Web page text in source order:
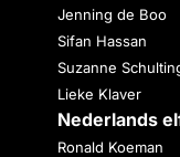
Jenning de Boo
Sifan Hassan
Suzanne
Lieke Klaver
Nederlands
Ronald Koeman